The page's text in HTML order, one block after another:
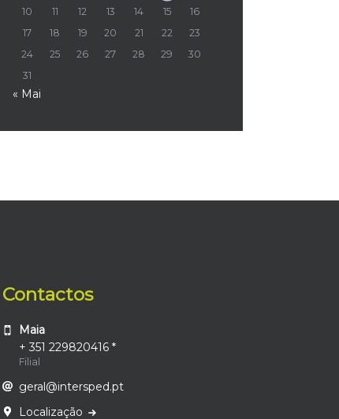
10
11 12 13 14 15
16
17
18 19 20 21 22
23
24
25 26 27 28 29
30
31
« Mai
Contactos
Maia
+ 351 229820416 *
Filial
geral@intersped.pt
Localização